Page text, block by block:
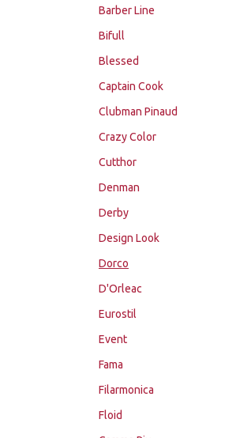
Barber Line
Bifull
Blessed
Captain Cook
Clubman Pinaud
Crazy Color
Cutthor
Denman
Derby
Design Look
Dorco
D'Orleac
Eurostil
Event
Fama
Filarmonica
Floid